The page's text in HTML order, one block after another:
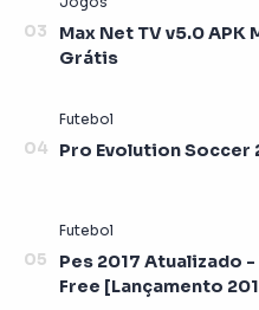
Max Net TV v5.0 APK
Grátis
Pro Evolution Soccer
Pes 2017 Atualizado
Free [Lançamento